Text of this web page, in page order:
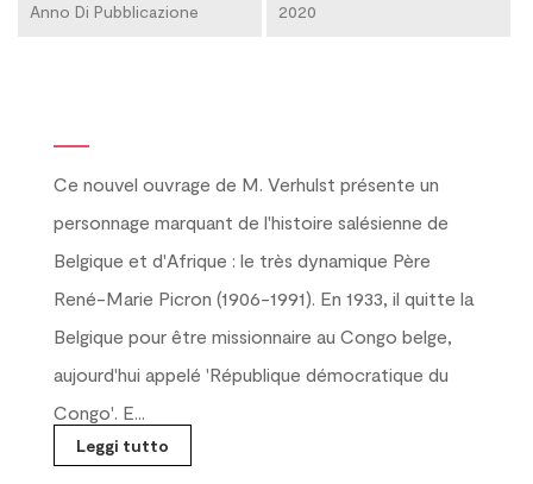
Anno Di Pubblicazione 2020
Ce nouvel ouvrage de M. Verhulst présente un
personnage marquant de l'histoire salésienne de
Belgique et d'Afrique : le très dynamique Père
René-Marie Picron (1906-1991). En 1933, il quitte la
Belgique pour être missionnaire au Congo belge,
aujourd'hui appelé 'République démocratique du
Congo'. E...
Leggi tutto